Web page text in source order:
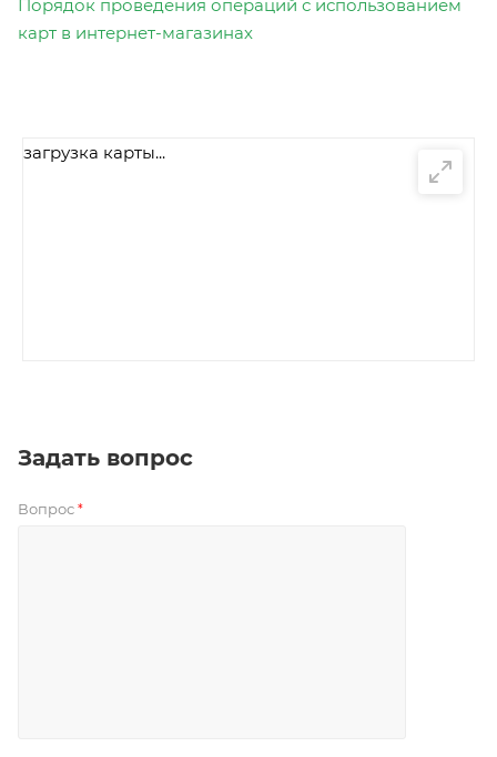
Порядок проведения операций с использованием
карт в интернет-магазинах
загрузка карты...
Задать вопрос
Вопрос *